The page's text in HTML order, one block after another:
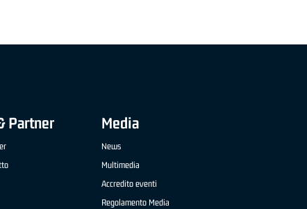
Partner Media
News
Multimedia
Accredito eventi
Regolamento Media